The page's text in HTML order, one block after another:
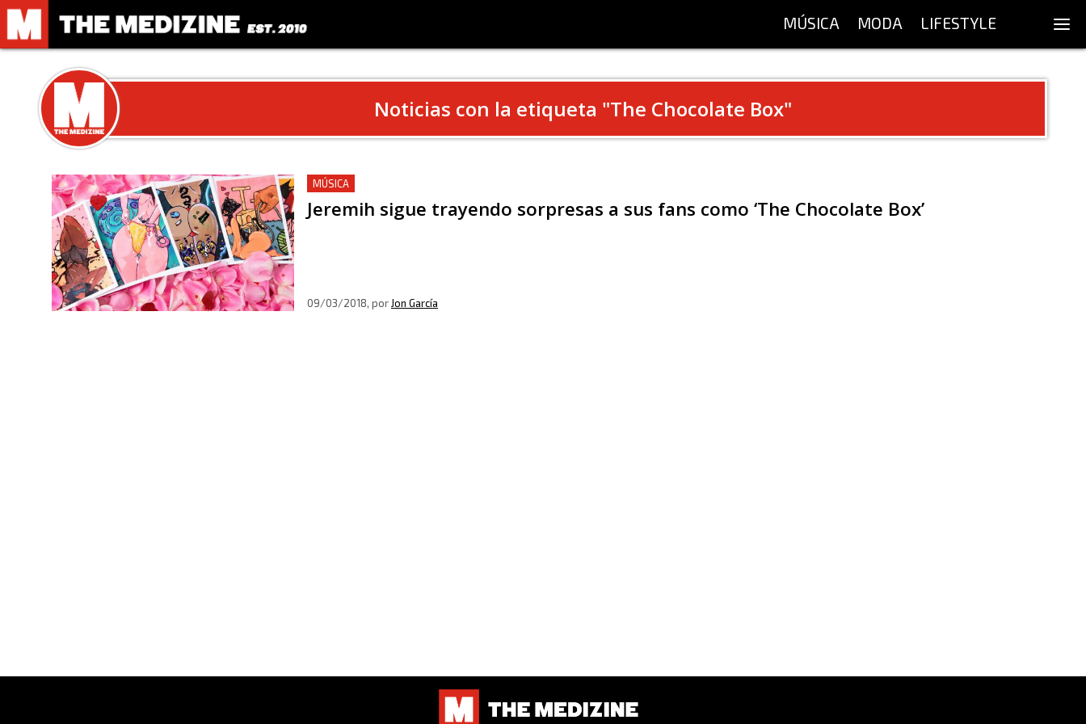
MÚSICA MODA LIFESTYLE
Noticias con la etiqueta "The Chocolate Box"
MÚSICA
Jeremih sigue trayendo sorpresas a sus fans como ‘The Chocolate Box’
09/03/2018, por Jon García